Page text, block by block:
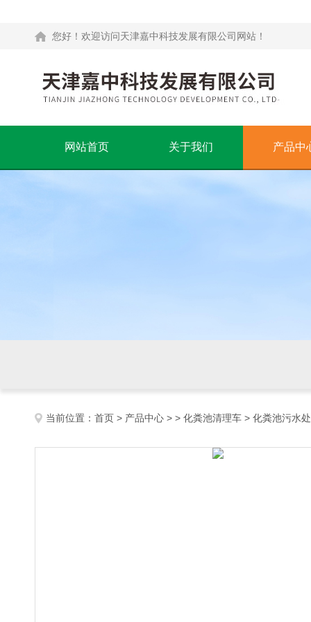
您好！欢迎访问天津嘉中科技发展有限公司网站！
网站首页 关于我们 产品中
当前位置： 首页 > 产品中心 > > 化粪池清理车 > 化粪池污水